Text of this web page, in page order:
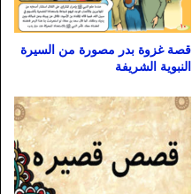
قصة غزوة بدر مصورة من السيرة
النبوية الشريفة